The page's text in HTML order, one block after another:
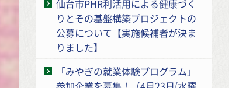
仙台市PHR利活用による健康づく
りとその基盤構築プロジェクトの
公募について【実施候補者が決ま
りました】
「みやぎの就業体験プログラム」